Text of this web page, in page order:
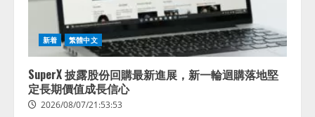
新着 繁體中文
SuperX 披露股份回購最新進展，新一輪迴購落地堅
定長期價值成長信心
2026/08/07/21:53:53